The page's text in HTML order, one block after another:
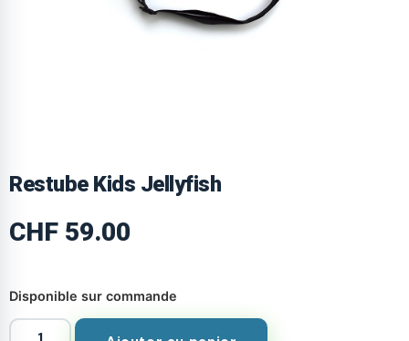
Restube Kids Jellyfish
CHF 59.00
Disponible sur commande